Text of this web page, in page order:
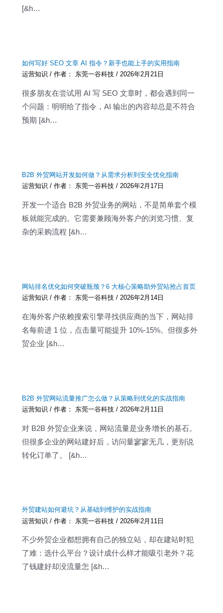
[&h…
如何写好 SEO 文章 AI 指令？新手也能上手的实用指南
运营知识 / 作者： 东莞一谷科技/2026年2月21日
很多朋友在尝试用 AI 写 SEO 文章时，都会遇到同一
个问题：明明给了指令，AI 输出的内容却总是不符合
预期 [&h…
B2B 外贸网站开发如何做？从需求分析到安全优化指南
运营知识 / 作者： 东莞一谷科技/2026年2月17日
开发一个适合 B2B 外贸业务的网站，不是简单套个模
板就能完成的。它需要兼顾海外客户的浏览习惯、复
杂的采购流程 [&h…
网站排名优化如何突破瓶颈？6 大核心策略助外贸站抢占首页
运营知识 / 作者： 东莞一谷科技/2026年2月14日
在海外客户依赖搜索引擎寻找供应商的当下，网站排
名每前进 1 位，点击量可能提升 10%-15%。但很多外
贸企业 [&h…
B2B 外贸网站流量推广怎么做？从策略到优化的实战指南
运营知识 / 作者： 东莞一谷科技/ 2026年2月11日
对 B2B 外贸企业来说，网站流量是业务增长的基石。
但很多企业的网站建好后，访问量寥寥无几，更别说
转化订单了。 [&h…
外贸建站如何避坑？从基础到维护的实战指南
运营知识 / 作者： 东莞一谷科技/ 2026年2月11日
不少外贸企业都想拥有自己的独立站，却在建站时犯
了难：选什么平台？设计成什么样才能吸引老外？花
了钱建好却没流量怎 [&h…